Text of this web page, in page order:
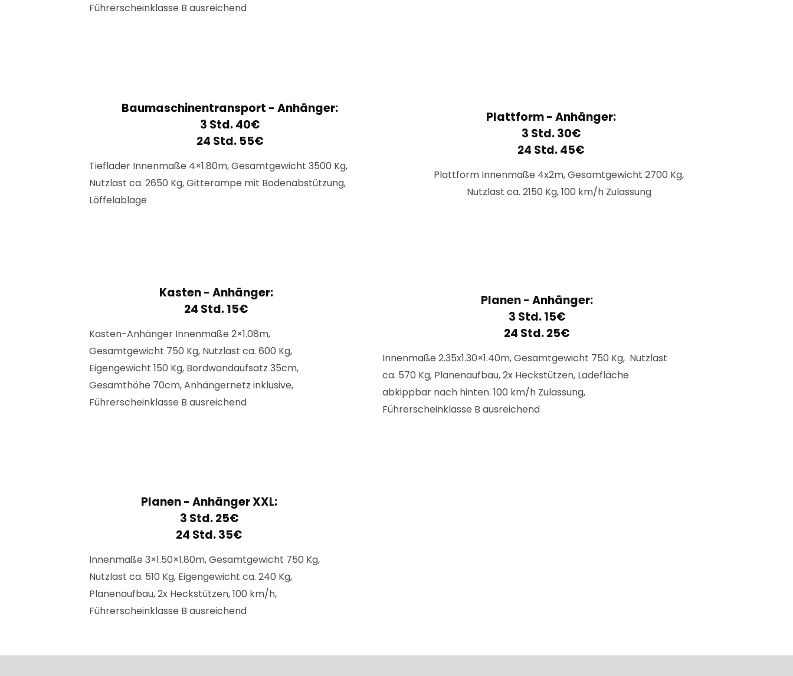
Führerscheinklasse B ausreichend
Baumaschinentransport - Anhänger:
3 Std. 40€
24 Std. 55€
Tieflader Innenmaße 4×1.80m, Gesamtgewicht 3500 Kg,
Nutzlast ca. 2650 Kg, Gitterampe mit Bodenabstützung,
Löffelablage
Plattform - Anhänger:
3 Std. 30€
24 Std. 45€
Plattform Innenmaße 4x2m, Gesamtgewicht 2700 Kg,
Nutzlast ca. 2150 Kg, 100 km/h Zulassung
Kasten - Anhänger:
24 Std. 15€
Kasten-Anhänger Innenmaße 2×1.08m,
Gesamtgewicht 750 Kg, Nutzlast ca. 600 Kg,
Eigengewicht 150 Kg, Bordwandaufsatz 35cm,
Gesamthöhe 70cm, Anhängernetz inklusive,
Führerscheinklasse B ausreichend
Planen - Anhänger:
3 Std. 15€
24 Std. 25€
Innenmaße 2.35x1.30×1.40m, Gesamtgewicht 750 Kg, Nutzlast
ca. 570 Kg, Planenaufbau, 2x Heckstützen, Ladefläche
abkippbar nach hinten. 100 km/h Zulassung,
Führerscheinklasse B ausreichend
Planen - Anhänger XXL:
3 Std. 25€
24 Std. 35€
Innenmaße 3×1.50×1.80m, Gesamtgewicht 750 Kg,
Nutzlast ca. 510 Kg, Eigengewicht ca. 240 Kg,
Planenaufbau, 2x Heckstützen, 100 km/h,
Führerscheinklasse B ausreichend